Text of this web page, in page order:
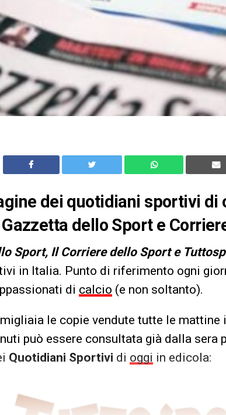
dei quotidiani sportivi di
dello Sport e
Sport, Il Corriere dello Sport e
in Italia. Punto di riferimento ogni
di calcio (e non soltanto).
le copie vendute tutte le mattine
può essere consultata già dalla sera
Quotidiani Sportivi di oggi in edicola: